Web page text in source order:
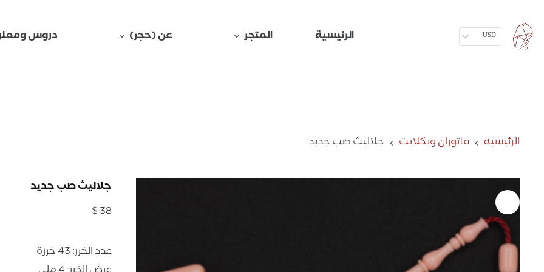
USD الرئيسية المتجر عن (حجر) دروس
الرئيسية فاتوران وبكلايت جلاليث صب جديد
جلاليث صب جديد
$38
عدد الخرز: 43 خرزة